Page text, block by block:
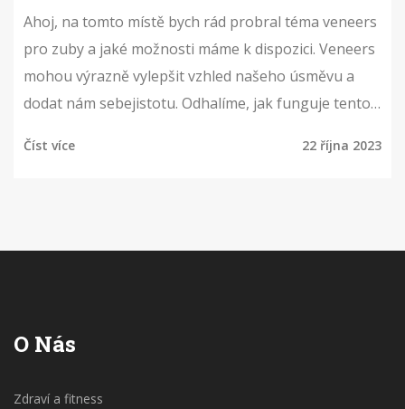
Ahoj, na tomto místě bych rád probral téma veneers
pro zuby a jaké možnosti máme k dispozici. Veneers
mohou výrazně vylepšit vzhled našeho úsměvu a
dodat nám sebejistotu. Odhalíme, jak funguje tento
možnosti, které můžou vyhovovat různým potřebám
Číst více 22 října 2023
O Nás
Zdraví a fitness